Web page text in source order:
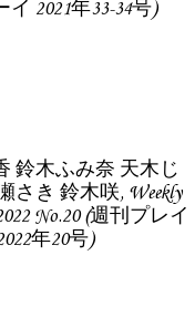
イ 2021年33-34号)
鈴木ふみ奈 天木じ
さき 鈴木咲, Weekly
No.20 (週刊プレイ
年20号)